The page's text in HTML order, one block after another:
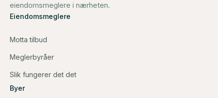
eiendomsmeglere i nærheten.
Eiendomsmeglere
Motta tilbud
Meglerbyråer
Slik fungerer det det
Byer